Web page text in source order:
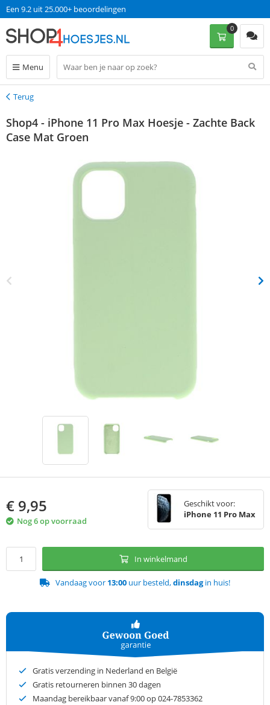
Een 9.2 uit 25.000+ beoordelingen
Menu
0
Terug
Terug
Shop4 - iPhone 11 Pro Max Hoesje - Zachte Back
Case Mat Groen
€ 9,95
Nog 6 op voorraad
Geschikt voor:
iPhone 11 Pro Max
In winkelmand
Vandaag voor 13:00 uur besteld,dinsdagin huis!
Gratis verzending in Nederland en België
Gratis retourneren binnen 30 dagen
Maandag bereikbaar vanaf 9:00 op 024-7853362